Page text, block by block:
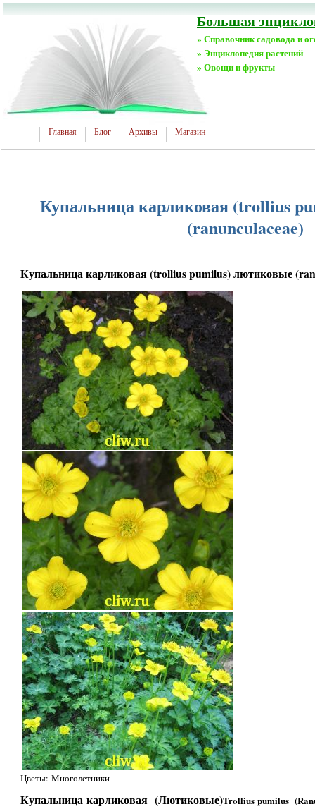
Большая
» Справочник садовода и
» Энциклопедия растений
» Овощи и фрукты
Главная Блог Архивы Магазин
Купальница карликовая (trollius
(ranunculaceae)
Купальница карликовая (trollius pumilus) лютиковые
Цветы: Многолетники
Купальница карликовая (Лютиковые)Trollius pumilus